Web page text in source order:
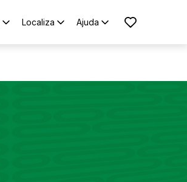
Localiza Ajuda